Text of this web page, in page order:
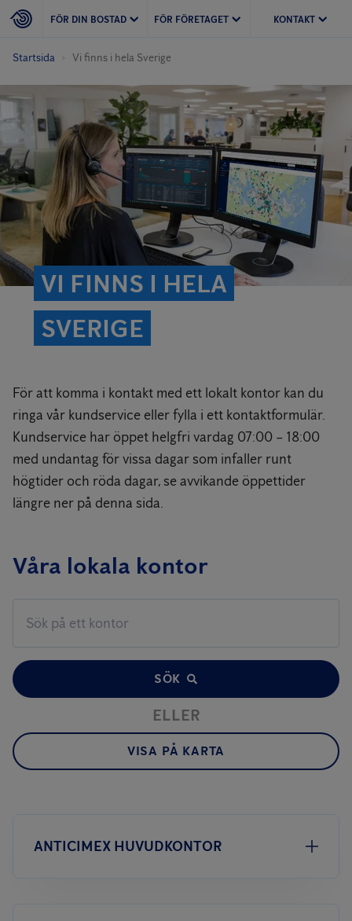
FÖR DIN BOSTAD FÖR FÖRETAGET KONTAKT
Startsida Vi finns i hela Sverige
VI FINNS I HELA
SVERIGE
För att komma i kontakt med ett lokalt kontor kan du
ringa vår kundservice eller fylla i ett kontaktformulär.
Kundservice har öppet helgfri vardag 07:00 – 18:00
med undantag för vissa dagar som infaller runt
högtider och röda dagar, se avvikande öppettider
längre ner på denna sida.
Våra lokala kontor
SÖK
ELLER
VISA PÅ KARTA
ANTICIMEX HUVUDKONTOR